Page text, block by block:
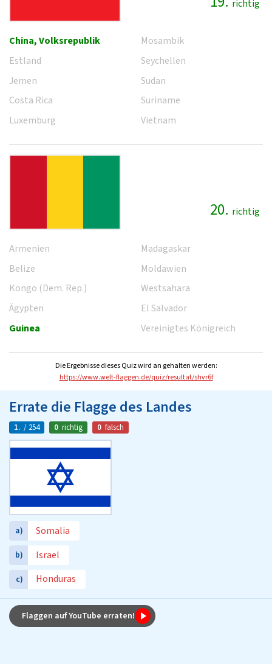
richtig
China, Volksrepublik
Estland
Jemen
Costa Rica
Luxemburg
Mosambik
Seychellen
Sudan
Suriname
Vietnam
20. richtig
Armenien
Belize
Kongo (Dem. Rep.)
Ägypten
Guinea
Madagaskar
Moldawien
Westsahara
El Salvador
Vereinigtes Königreich
Die Ergebnisse dieses Quiz wird an gehalten werden:
https://www.welt-flaggen.de/quiz/resultat/shvr6f
Errate die Flagge des Landes
1. / 254 0 richtig 0 falsch
a) Somalia
b) Israel
c) Honduras
Flaggen auf YouTube erraten!